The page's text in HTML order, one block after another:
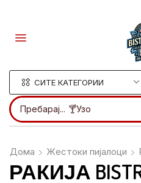
СИТЕ КАТЕГОРИИ
Пребарај... 🍸Ликери
Дома Жестоки пијалоци
РАКИЈА